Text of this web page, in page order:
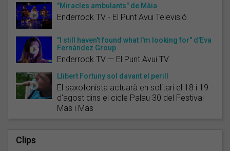
"Miracles ambulants" de Màia
Enderrock TV - El Punt Avui Televisió
"I still haven't found what I'm looking for" d'Eva
Fernández Group
Enderrock TV — El Punt Avui TV
Llibert Fortuny sol davant el perill
El saxofonista actuarà en solitari el 18 i 19
d'agost dins el cicle Palau 30 del Festival
Mas i Mas
Clips